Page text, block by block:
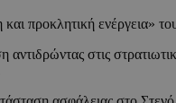
προκλητική ενέργεια»
στις